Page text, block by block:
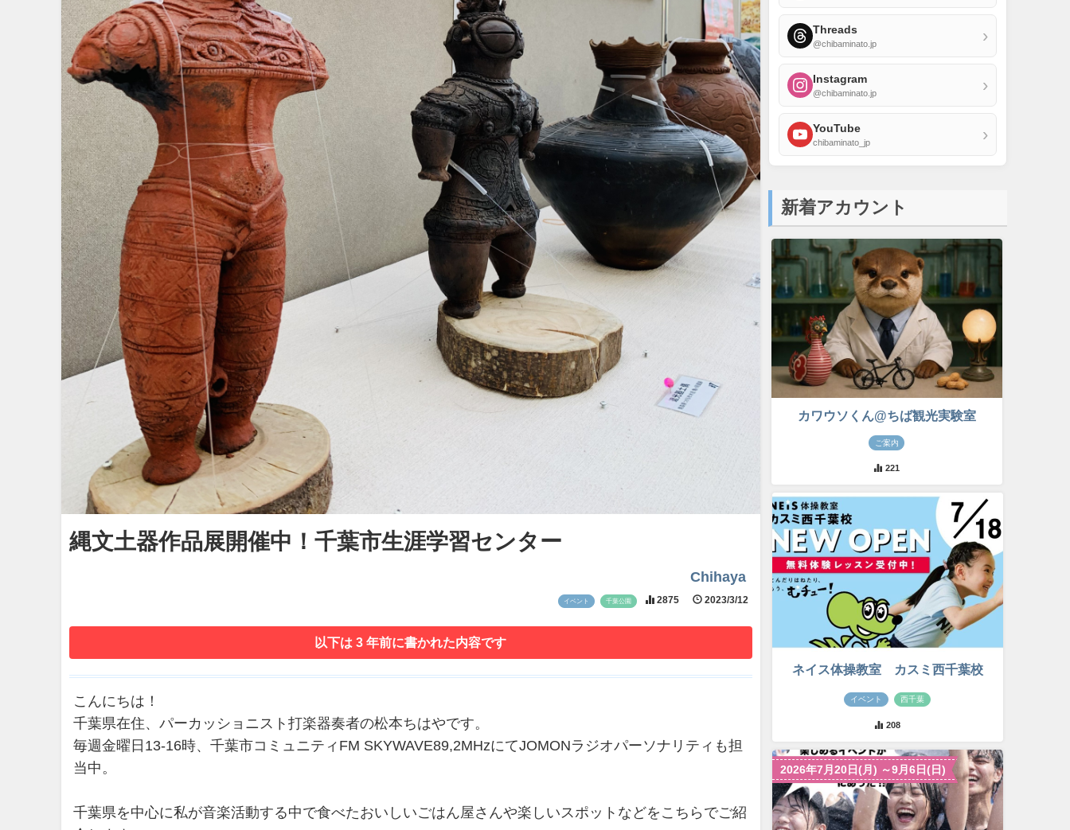
縄文土器作品展開催中！千葉市生涯学習センター
Chihaya
イベント 千葉公園 2875 2023/3/12
以下は 3 年前に書かれた内容です
こんにちは！
千葉県在住、パーカッショニスト打楽器奏者の松本ちはやです。
毎週金曜日13-16時、千葉市コミュニティFM SKYWAVE89,2MHzにてJOMONラジオパーソナリティも担
当中。
千葉県を中心に私が音楽活動する中で食べたおいしいごはん屋さんや楽しいスポットなどをこちらでご紹
Threads
@chibaminato.jp ›
Instagram
@chibaminato.jp ›
YouTube
chibaminato_jp ›
新着アカウント
カワウソくん@ちば観光実験室
ご案内
221
ネイス体操教室 カスミ西千葉校
イベント 西千葉
208
2026年7月20日(月) ～9月6日(日)